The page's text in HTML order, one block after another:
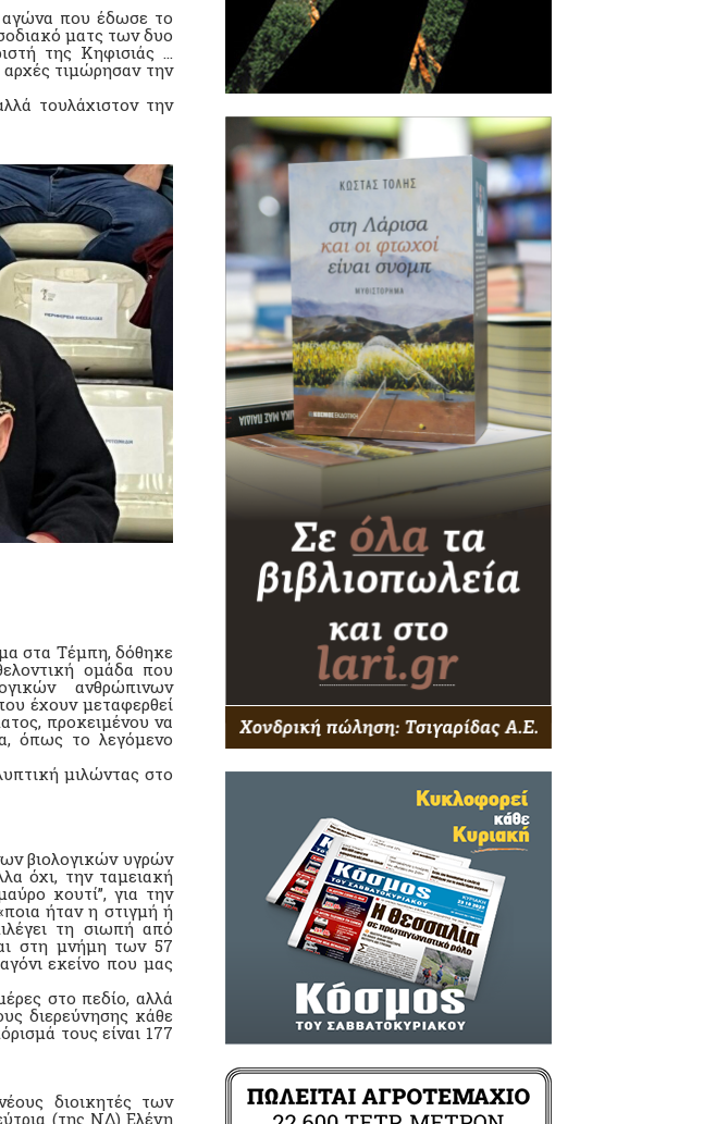
αγώνα που έδωσε το
ματς των δυο
της Κηφισιάς …
αρχές τιμώρησαν την
τουλάχιστον την
στα Τέμπη, δόθηκε
ομάδα που
ανθρώπινων
έχουν μεταφερθεί
προκειμένου να
όπως το λεγόμενο
μιλώντας στο
βιολογικών υγρών
όχι, την ταμειακή
κουτί”, για την
ήταν η στιγμή ή
τη σιωπή από
στη μνήμη των 57
εκείνο που μας
στο πεδίο, αλλά
διερεύνησης κάθε
τους είναι 177
διοικητές των
(της ΝΔ) Ελένη